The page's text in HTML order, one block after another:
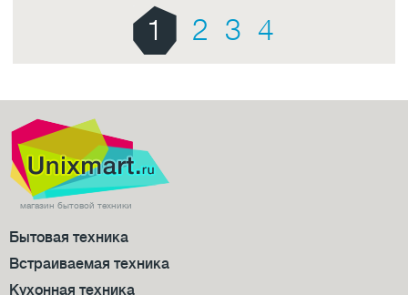
1 2 3 4
магазин бытовой техники
Бытовая техника
Встраиваемая техника
Кухонная техника